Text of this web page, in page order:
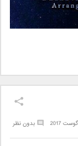
بدون نظر